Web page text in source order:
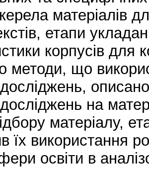
матеріалів
етапи
корпусів для
методи, що
досліджень,
на
матеріалу,
їх використання
освіти в